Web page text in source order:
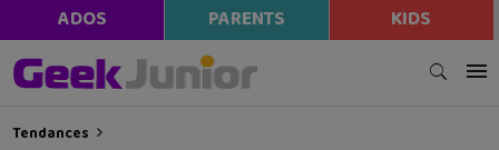
ADOS PARENTS KIDS
Tendances